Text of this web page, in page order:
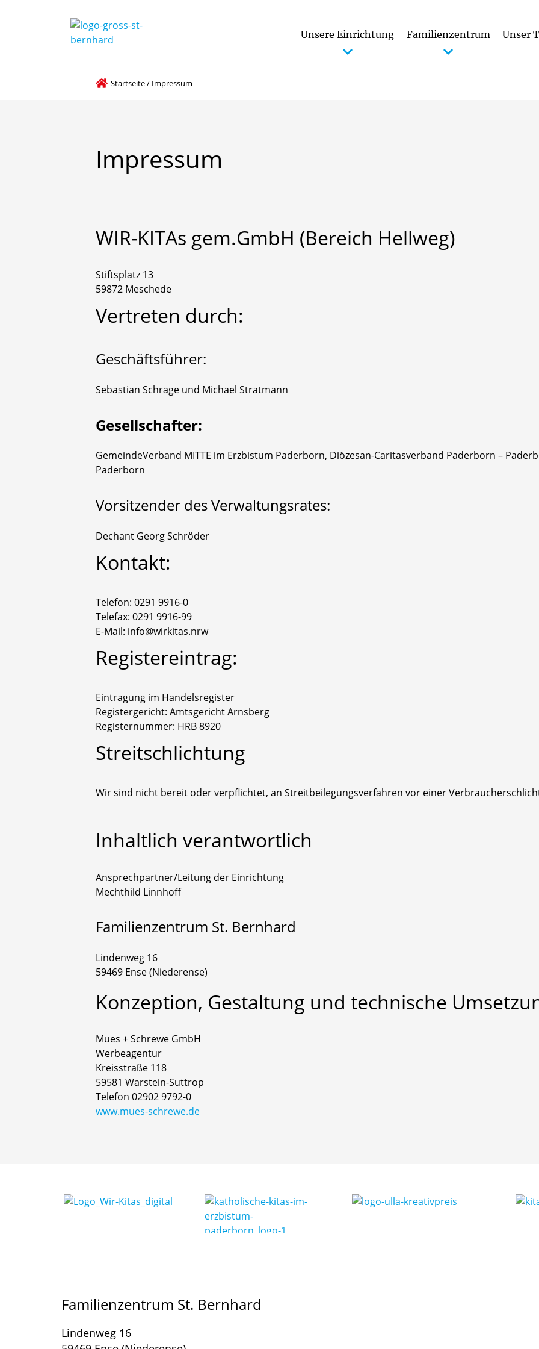
Unsere Einrichtung Familienzentrum Unser
Startseite/ Impressum
Impressum
WIR-KITAs gem.GmbH (Bereich Hellweg)
Stiftsplatz 13
59872 Meschede
Vertreten durch:
Geschäftsführer:
Sebastian Schrage und Michael Stratmann
Gesellschafter:
GemeindeVerband MITTE im Erzbistum Paderborn, Diözesan-Caritasverband Paderborn –
Paderborn
Vorsitzender des Verwaltungsrates:
Dechant Georg Schröder
Kontakt:
Telefon: 0291 9916-0
Telefax: 0291 9916-99
E-Mail: info@wirkitas.nrw
Registereintrag:
Eintragung im Handelsregister
Registergericht: Amtsgericht Arnsberg
Registernummer: HRB 8920
Streitschlichtung
Wir sind nicht bereit oder verpflichtet, an Streitbeilegungsverfahren vor einer
Inhaltlich verantwortlich
Ansprechpartner/Leitung der Einrichtung
Mechthild Linnhoff
Familienzentrum St. Bernhard
Lindenweg 16
59469 Ense (Niederense)
Konzeption, Gestaltung und technische
Mues + Schrewe GmbH
Werbeagentur
Kreisstraße 118
59581 Warstein-Suttrop
Telefon 02902 9792-0
www.mues-schrewe.de
Familienzentrum St. Bernhard
Lindenweg 16